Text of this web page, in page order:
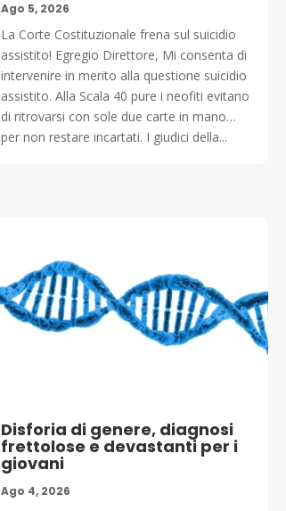
Ago 5, 2026
La Corte Costituzionale frena sul suicidio
assistito! Egregio Direttore, Mi consenta di
intervenire in merito alla questione suicidio
assistito. Alla Scala 40 pure i neofiti evitano
di ritrovarsi con sole due carte in mano…
per non restare incartati. I giudici della...
Disforia di genere, diagnosi
frettolose e devastanti per i
giovani
Ago 4, 2026